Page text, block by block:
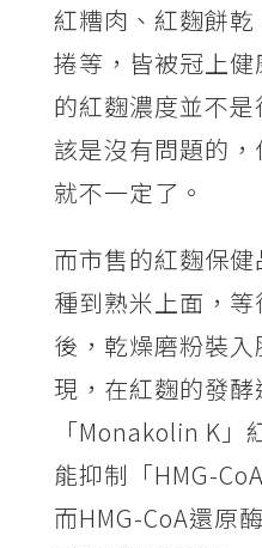
紅糟肉、紅麴餅
捲等，皆被冠上
的紅麴濃度並不
該是沒有問題的
就不一定了。
而市售的紅麴保
種到熟米上面，
後，乾燥磨粉裝
現，在紅麴的發
「Monakolin K
能抑制「HMG-
而HMG-CoA還原